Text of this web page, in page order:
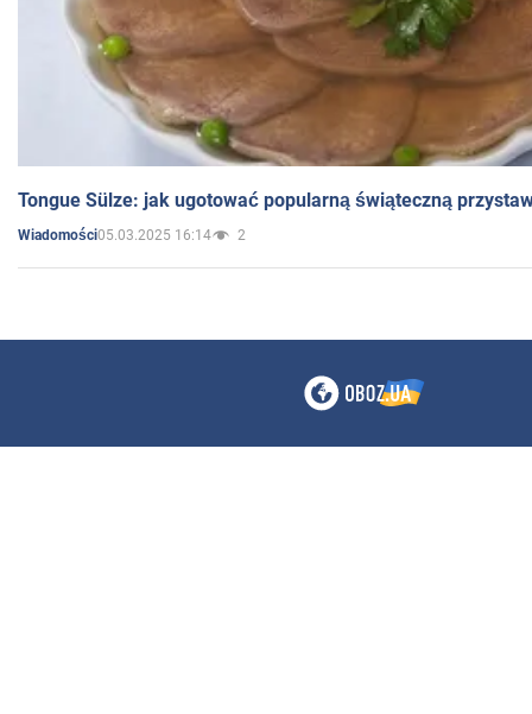
Tongue Sülze: jak ugotować popularną świąteczną
Wiadomości05.03.2025 16:14 2